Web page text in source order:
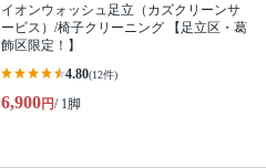
イオンウォッシュ足立（カズクリーンサ
ービス）/椅子クリーニング 【足立区・葛
飾区限定！】
4.80(12件)
6,900円/ 1脚